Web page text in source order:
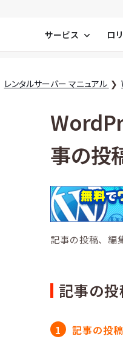
ップ！レンタルサーバー by
サービス expand_more ロ
レンタルサーバー マニュアル
事の投
記事の投稿、編
記事の投
記事の投